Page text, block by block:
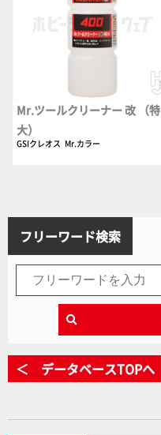
Mr.ツールクリーナー 改 （特
大）
GSIクレオス Mr.カラー
フリーワード検索
＜ データベースTOPへ